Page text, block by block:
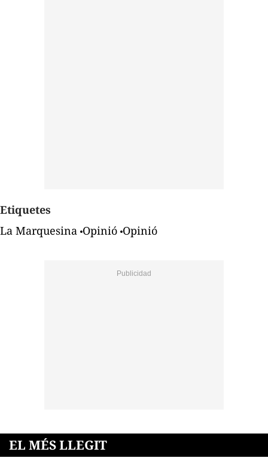
Etiquetes
La Marquesina Opinió Opinió
EL MÉS LLEGIT